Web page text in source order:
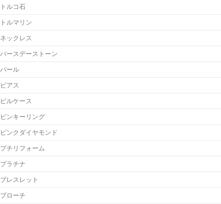
トルコ石
トルマリン
ネックレス
バースデーストーン
パール
ピアス
ピルケース
ピンキーリング
ピンクダイヤモンド
プチリフォーム
プラチナ
ブレスレット
ブローチ